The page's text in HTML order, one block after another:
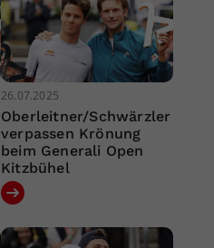
26.07.2025
Oberleitner/Schwärzler
verpassen Krönung
beim Generali Open
Kitzbühel